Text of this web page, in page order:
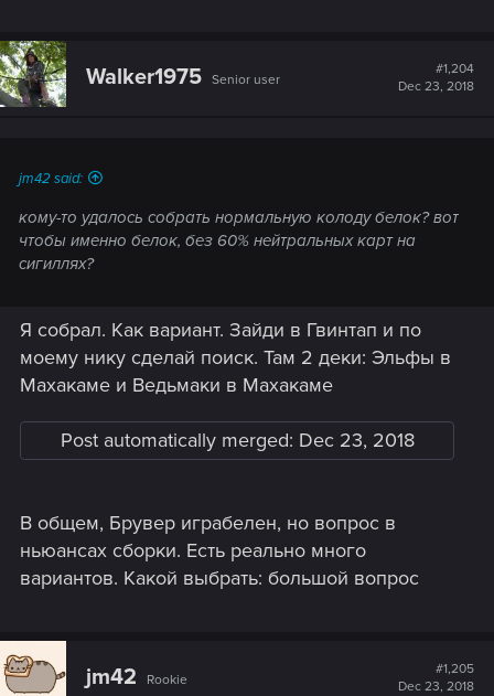
Walker1975 Senior user
#1,204
Dec 23, 2018
jm42 said:
кому-то удалось собрать нормальную колоду белок? вот
чтобы именно белок, без 60% нейтральных карт на
сигиллях?
Я собрал. Как вариант. Зайди в Гвинтап и по
моему нику сделай поиск. Там 2 деки: Эльфы в
Махакаме и Ведьмаки в Махакаме
Post automatically merged: Dec 23, 2018
В общем, Брувер играбелен, но вопрос в
ньюансах сборки. Есть реально много
вариантов. Какой выбрать: большой вопрос
jm42 Rookie
#1,205
Dec 23, 2018